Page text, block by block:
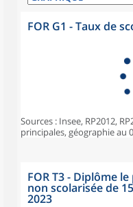
FOR G1 - Taux de
Sources : Insee, RP2012,
principales, géographie au
FOR T3 - Diplôme
non scolarisée de
2023